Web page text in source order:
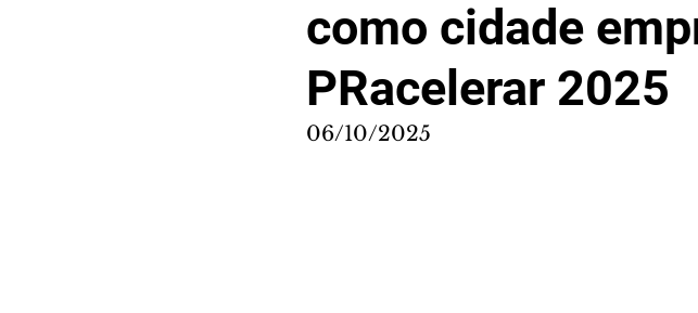
como cidade
PRacelerar 2025
06/10/2025